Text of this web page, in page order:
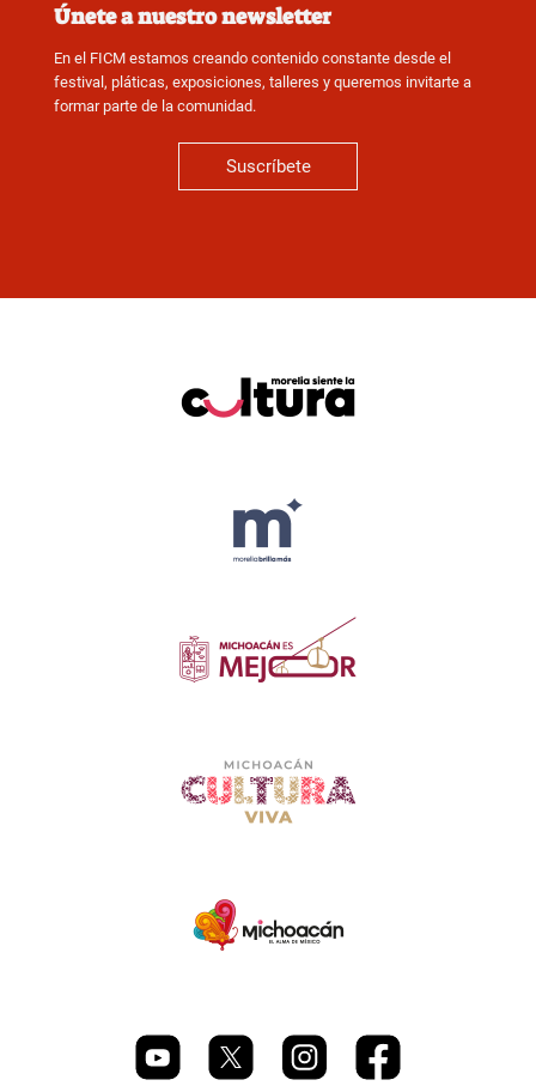
Únete a nuestro newsletter
En el FICM estamos creando contenido constante desde el
festival, pláticas, exposiciones, talleres y queremos invitarte a
formar parte de la comunidad.
Suscríbete